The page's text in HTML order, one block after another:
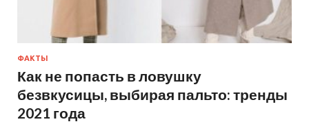
ФАКТЫ
Как не попасть в ловушку
безвкусицы, выбирая пальто: тренды
2021 года